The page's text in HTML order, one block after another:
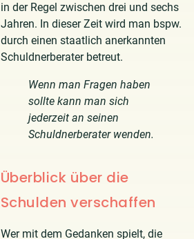
in der Regel zwischen drei und sechs
Jahren. In dieser Zeit wird man bspw.
durch einen staatlich anerkannten
Schuldnerberater betreut.
Wenn man Fragen haben
sollte kann man sich
jederzeit an seinen
Schuldnerberater wenden.
Überblick über die
Schulden verschaffen
Wer mit dem Gedanken spielt, die